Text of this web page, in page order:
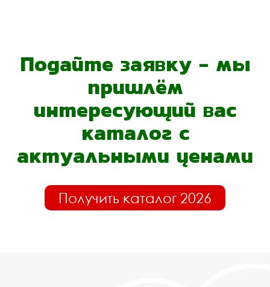
Подайте заявку - мы
пришлём
интересующий вас
каталог с
актуальными ценами
Получить каталог 2026